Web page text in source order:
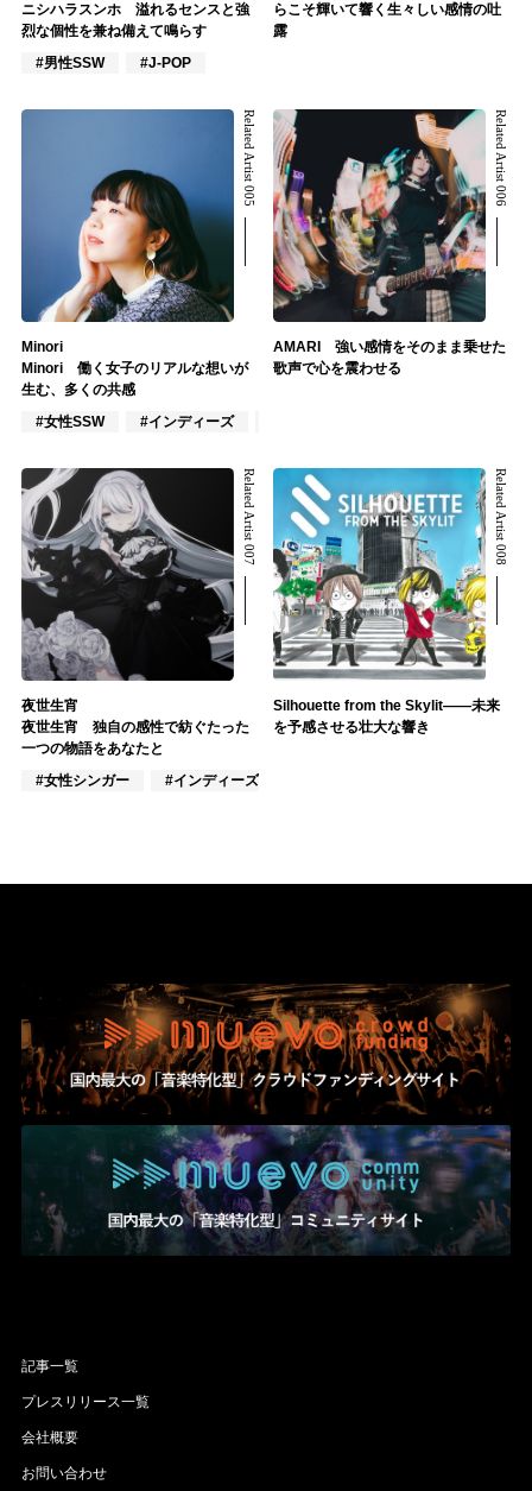
ニシハラスンホ 溢れるセンスと強
烈な個性を兼ね備えて鳴らす
#男性SSW
#J-POP
らこそ輝いて響く生々しい感情の吐
露
Related Artist 005
Minori
Minori 働く女子のリアルな想いが
生む、多くの共感
#女性SSW
#インディーズ
Related Artist 006
AMARI 強い感情をそのまま乗せた
歌声で心を震わせる
Related Artist 007
夜世生宵
夜世生宵 独自の感性で紡ぐたった
一つの物語をあなたと
#女性シンガー
#インディーズ
Related Artist 008
Silhouette from the Skylit――未来
を予感させる壮大な響き
記事一覧
プレスリリース一覧
会社概要
お問い合わせ